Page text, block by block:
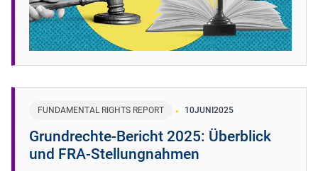
FUNDAMENTAL RIGHTS REPORT 10JUNI 2025
Grundrechte-Bericht 2025: Überblick
und FRA-Stellungnahmen